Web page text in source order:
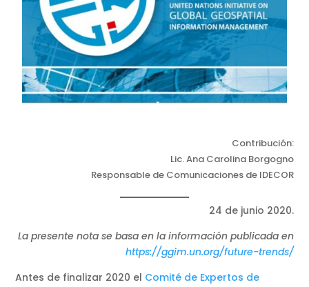
Contribución:
Lic. Ana Carolina Borgogno
Responsable de Comunicaciones de IDECOR
24 de junio 2020.
La presente nota se basa en la información publicada en
https://ggim.un.org/future-trends/
Antes de finalizar 2020 el Comité de Expertos de